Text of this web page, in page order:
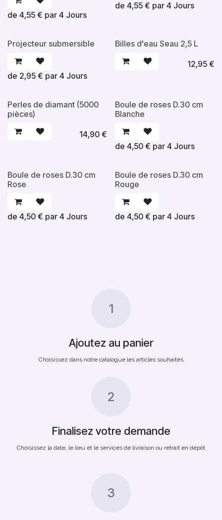
de 4,55 € par 4 Jours
de 4,55€ par 4 Jours
Projecteur submersible
de 2,95 € par 4 Jours
Billes d'eau Seau 2,5 L
12,95€
Perles de diamant (5000
pièces)
14,90€
Boule de roses D.30 cm
Blanche
de 4,50€ par 4 Jours
Boule de roses D.30 cm
Rose
de 4,50 € par 4 Jours
Boule de roses D.30 cm
Rouge
de 4,50€ par 4 Jours
1
Ajoutez au panier
Choisissez dans notre catalogue les articles souhaités
2
Finalisez votre demande
Choisissez la date, le lieu et le services de livraison ou retrait en dépôt
3